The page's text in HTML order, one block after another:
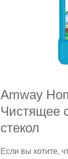
Amway
Чистящее
стекол
Если вы хотите,